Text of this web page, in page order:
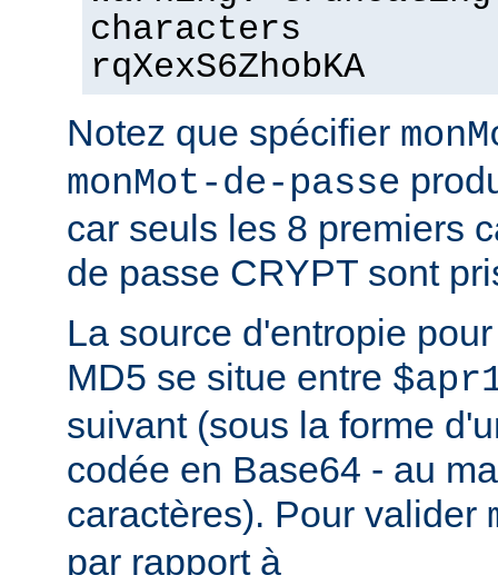
characters
rqXexS6ZhobKA
Notez que spécifier
monMot-de-passe
car seuls les 8 premiers
de passe CRYPT sont
La source d'entropie
MD5 se situe entre
suivant (sous la forme
codée en Base64 - au
caractères). Pour valider
par rapport à